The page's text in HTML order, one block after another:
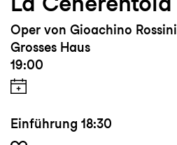
Oper von Gioachino Rossini
Grosses Haus
19:00
Einführung 18:30